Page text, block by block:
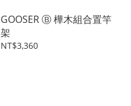
GOOSER Ⓑ 樺木組合置竿
架
NT$3,360